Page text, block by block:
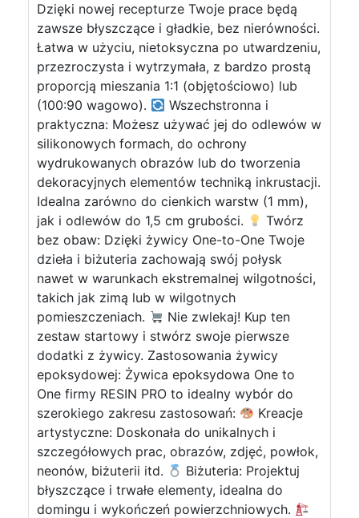
Dzięki nowej recepturze Twoje prace będą
zawsze błyszczące i gładkie, bez nierówności.
Łatwa w użyciu, nietoksyczna po utwardzeniu,
przezroczysta i wytrzymała, z bardzo prostą
proporcją mieszania 1:1 (objętościowo) lub
(100:90 wagowo).
Wszechstronna i
praktyczna: Możesz używać jej do odlewów w
silikonowych formach, do ochrony
wydrukowanych obrazów lub do tworzenia
dekoracyjnych elementów techniką inkrustacji.
Idealna zarówno do cienkich warstw (1 mm),
jak i odlewów do 1,5 cm grubości.
Twórz
bez obaw: Dzięki żywicy One-to-One Twoje
dzieła i biżuteria zachowają swój połysk
nawet w warunkach ekstremalnej wilgotności,
takich jak zimą lub w wilgotnych
pomieszczeniach.
Nie zwlekaj! Kup ten
zestaw startowy i stwórz swoje pierwsze
dodatki z żywicy. Zastosowania żywicy
epoksydowej: Żywica epoksydowa One to
One firmy RESIN PRO to idealny wybór do
szerokiego zakresu zastosowań:
Kreacje
artystyczne: Doskonała do unikalnych i
szczegółowych prac, obrazów, zdjęć, powłok,
neonów, biżuterii itd.
Biżuteria: Projektuj
błyszczące i trwałe elementy, idealna do
domingu i wykończeń powierzchniowych.